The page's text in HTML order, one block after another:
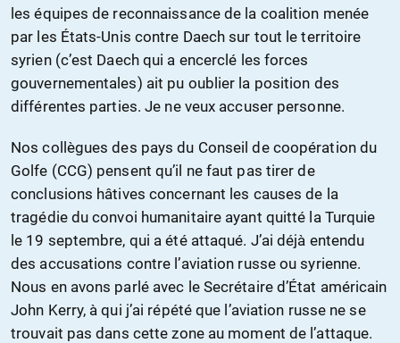
les équipes de reconnaissance de la coalition menée
par les États-Unis contre Daech sur tout le territoire
syrien (c’est Daech qui a encerclé les forces
gouvernementales) ait pu oublier la position des
différentes parties. Je ne veux accuser personne.
Nos collègues des pays du Conseil de coopération du
Golfe (CCG) pensent qu’il ne faut pas tirer de
conclusions hâtives concernant les causes de la
tragédie du convoi humanitaire ayant quitté la Turquie
le 19 septembre, qui a été attaqué. J’ai déjà entendu
des accusations contre l’aviation russe ou syrienne.
Nous en avons parlé avec le Secrétaire d’État américain
John Kerry, à qui j’ai répété que l’aviation russe ne se
trouvait pas dans cette zone au moment de l’attaque.